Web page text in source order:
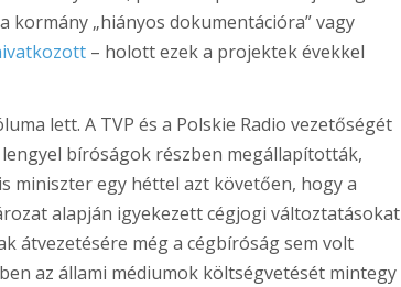
„hiányos dokumentációra” vagy
– holott ezek a projektek évekkel
lett. A TVP és a Polskie Radio vezetőségét
bíróságok részben megállapították,
miniszter egy héttel azt követően, hogy a
alapján igyekezett cégjogi változtatásokat
átvezetésére még a cégbíróság sem volt
az állami médiumok költségvetését mintegy